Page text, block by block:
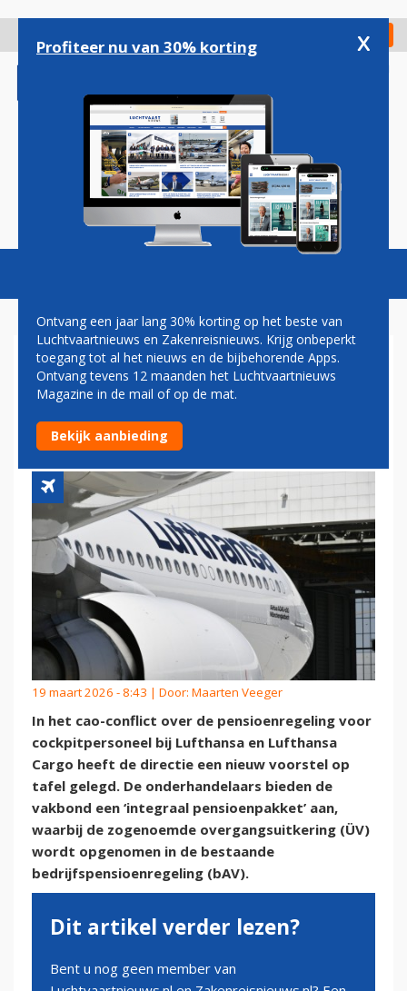
gaan
Check in
Magazine Podcasts Vacatures
LUFTHANSA DOET PILOTEN
PENSIOENVOORSTEL DAT
LIJKT OP DAT VAN KLM
19 maart 2026 - 8:43 | Door: Maarten Veeger
In het cao-conflict over de pensioenregeling voor
cockpitpersoneel bij Lufthansa en Lufthansa
Cargo heeft de directie een nieuw voorstel op
tafel gelegd. De onderhandelaars bieden de
vakbond een ‘integraal pensioenpakket’ aan,
waarbij de zogenoemde overgangsuitkering (ÜV)
wordt opgenomen in de bestaande
bedrijfspensioenregeling (bAV).
Dit artikel verder lezen?
Bent u nog geen member van
Profiteer nu van 30% korting x
Ontvang een jaar lang 30% korting op het beste van
Luchtvaartnieuws en Zakenreisnieuws. Krijg onbeperkt
toegang tot al het nieuws en de bijbehorende Apps.
Ontvang tevens 12 maanden het Luchtvaartnieuws
Magazine in de mail of op de mat.
Bekijk aanbieding